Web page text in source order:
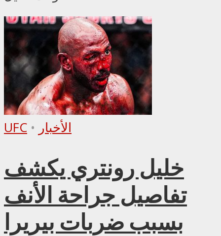
UFC • الأخبار
خليل رونتري يكشف
تفاصيل جراحة الأنف
بسبب ضربات بيريرا